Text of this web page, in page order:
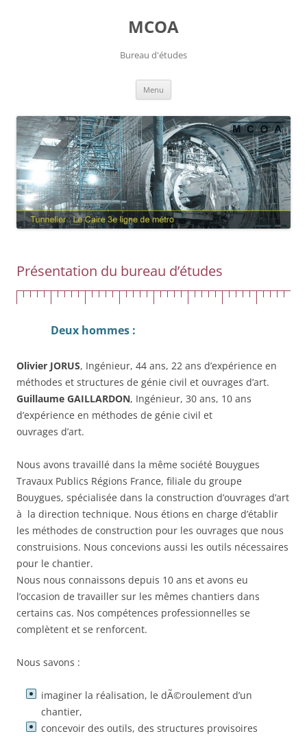
MCOA
Bureau d'études
Menu
Présentation du bureau d’études
Deux hommes :
Olivier JORUS, Ingénieur, 44 ans, 22 ans d’expérience en
méthodes et structures de génie civil et ouvrages d’art.
Guillaume GAILLARDON, Ingénieur, 30 ans, 10 ans
d’expérience en méthodes de génie civil et
ouvrages d’art.
Nous avons travaillé dans la même société Bouygues
Travaux Publics Régions France, filiale du groupe
Bouygues, spécialisée dans la construction d’ouvrages d’art
à la direction technique. Nous étions en charge d’établir
les méthodes de construction pour les ouvrages que nous
construisions. Nous concevions aussi les outils nécessaires
pour le chantier.
Nous nous connaissons depuis 10 ans et avons eu
l’occasion de travailler sur les mêmes chantiers dans
certains cas. Nos compétences professionnelles se
complètent et se renforcent.
Nous savons :
imaginer la réalisation, le dÃ©roulement d’un
chantier,
concevoir des outils, des structures provisoires